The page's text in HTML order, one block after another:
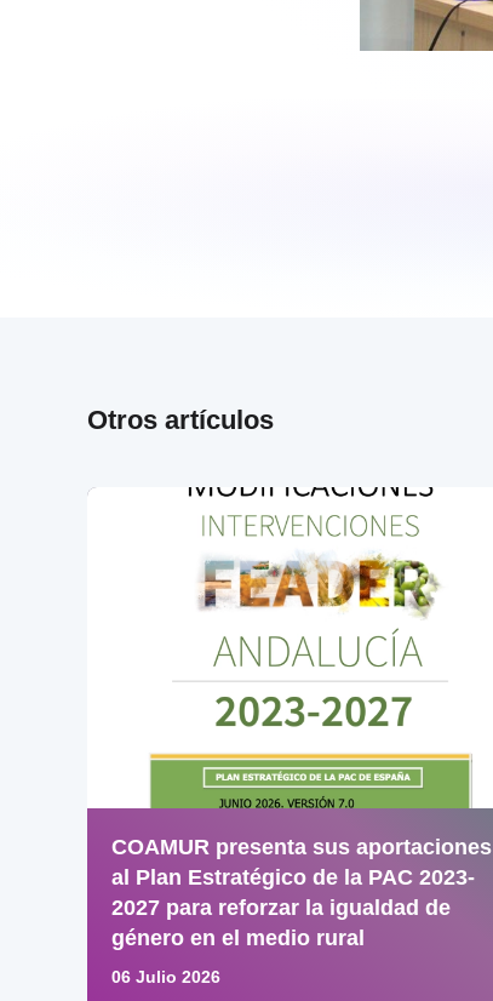
Otros artículos
COAMUR presenta sus aportaciones
al Plan Estratégico de la PAC 2023-
2027 para reforzar la igualdad de
género en el medio rural
06 Julio 2026